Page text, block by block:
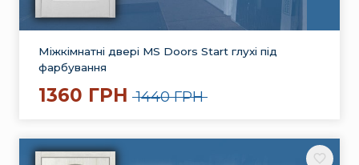
Міжкімнатні двері MS Doors Start глухі під
фарбування
1360 ГРН 1440 ГРН